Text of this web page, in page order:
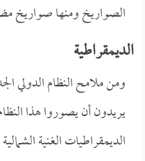
الصواريخ ومنها صواريخ
الديمقراطية
ومن ملامح النظام الدولي
يريدون أن يصوروا هذا
الديمقراطيات الغنية